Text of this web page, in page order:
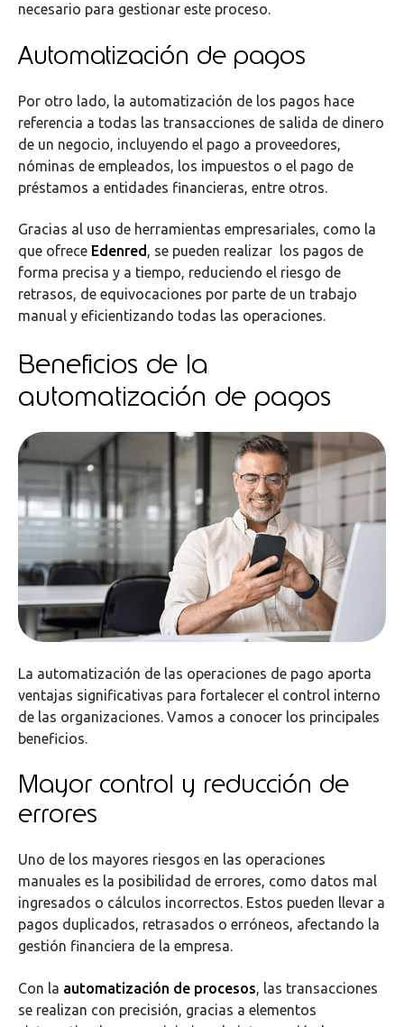
necesario para gestionar este proceso.
Automatización de pagos
Por otro lado, la automatización de los pagos hace
referencia a todas las transacciones de salida de dinero
de un negocio, incluyendo el pago a proveedores,
nóminas de empleados, los impuestos o el pago de
préstamos a entidades financieras, entre otros.
Gracias al uso de herramientas empresariales, como la
que ofrece Edenred, se pueden realizar los pagos de
forma precisa y a tiempo, reduciendo el riesgo de
retrasos, de equivocaciones por parte de un trabajo
manual y eficientizando todas las operaciones.
Beneficios de la
automatización de pagos
La automatización de las operaciones de pago aporta
ventajas significativas para fortalecer el control interno
de las organizaciones. Vamos a conocer los principales
beneficios.
Mayor control y reducción de
errores
Uno de los mayores riesgos en las operaciones
manuales es la posibilidad de errores, como datos mal
ingresados o cálculos incorrectos. Estos pueden llevar a
pagos duplicados, retrasados o erróneos, afectando la
gestión financiera de la empresa.
Con la automatización de procesos, las transacciones
se realizan con precisión, gracias a elementos